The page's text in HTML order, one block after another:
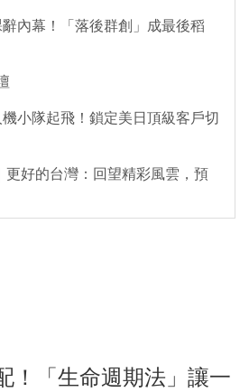
內幕！「落後群創」成最後稻
小隊起飛！鎖定美日頂級客戶切
好的台灣：回望精彩風雲，預
！「生命週期法」讓一